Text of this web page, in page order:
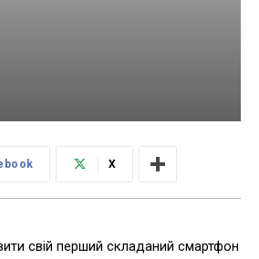
X
свій перший складаний смартфон